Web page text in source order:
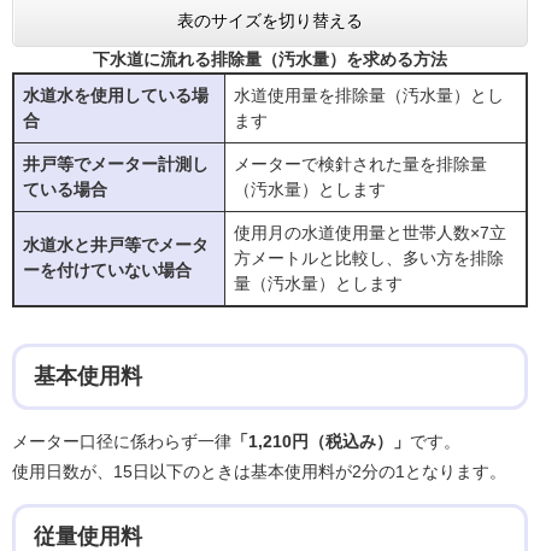
表のサイズを切り替える
下水道に流れる排除量（汚水量）を求める方法
水道水を使用している場
合
水道使用量を排除量（汚水量）とし
ます
井戸等でメーター計測し
ている場合
メーターで検針された量を排除量
（汚水量）とします
水道水と井戸等でメータ
ーを付けていない場合
使用月の水道使用量と世帯人数×7立
方メートルと比較し、多い方を排除
量（汚水量）とします
基本使用料
メーター口径に係わらず一律 「1,210円（税込み）」 です。
使用日数が、15日以下のときは基本使用料が2分の1となります。
従量使用料